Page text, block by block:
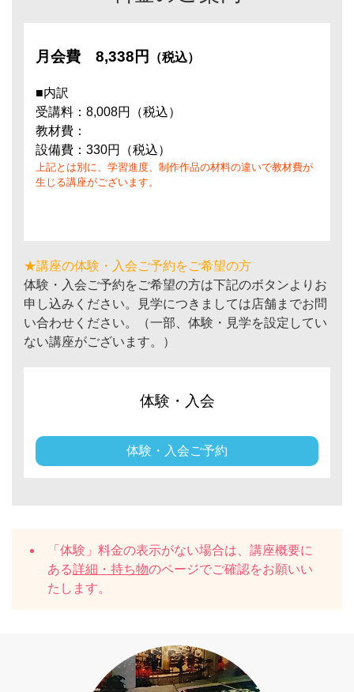
月会費 8,338円 （税込）
■内訳
受講料：8,008円（税込）
教材費：
設備費：330円（税込）
上記とは別に、学習進度、制作作品の材料の違いで教材費が
生じる講座がございます。
★講座の体験・入会ご予約をご希望の方
体験・入会ご予約をご希望の方は下記のボタンよりお
申し込みください。見学につきましては店舗までお問
い合わせください。（一部、体験・見学を設定してい
ない講座がございます。）
体験・入会
体験・入会ご予約
「体験」料金の表示がない場合は、講座概要に
ある詳細・持ち物のページでご確認をお願いい
たします。